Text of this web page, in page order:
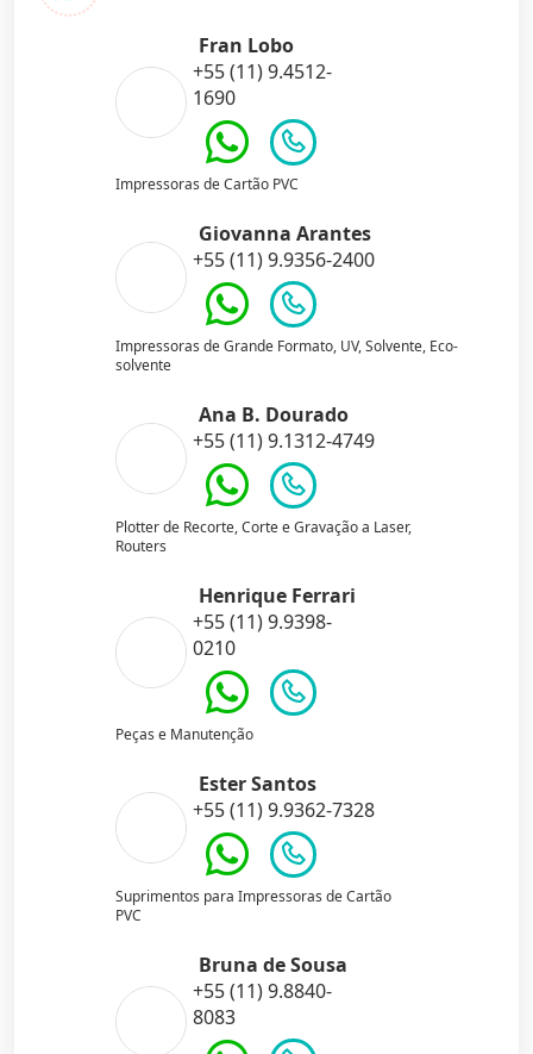
Fran Lobo
+55 (11) 9.4512-
1690
Impressoras de Cartão PVC
Giovanna Arantes
+55 (11) 9.9356-2400
Impressoras de Grande Formato, UV, Solvente, Eco-
solvente
Ana B. Dourado
+55 (11) 9.1312-4749
Plotter de Recorte, Corte e Gravação a Laser,
Routers
Henrique Ferrari
+55 (11) 9.9398-
0210
Peças e Manutenção
Ester Santos
+55 (11) 9.9362-7328
Suprimentos para Impressoras de Cartão
PVC
Bruna de Sousa
+55 (11) 9.8840-
8083